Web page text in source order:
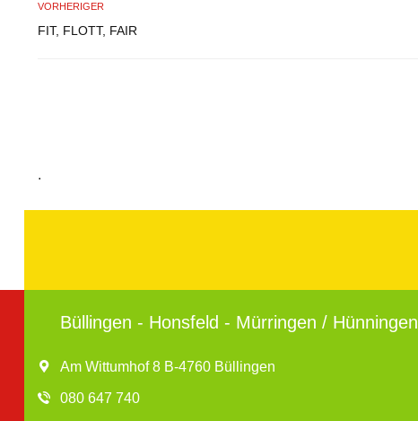
VORHERIGER
FIT, FLOTT, FAIR
.
Büllingen - Honsfeld - Mürringen / Hünningen
Am Wittumhof 8 B-4760 Büllingen
080 647 740